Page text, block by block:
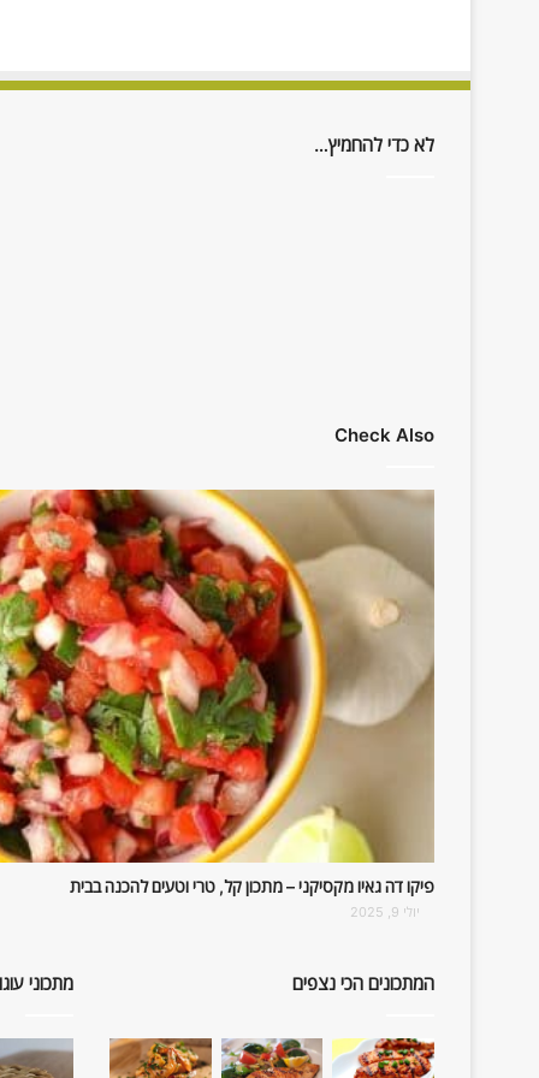
לא כדי להחמיץ…
Check Also
פיקו דה גאיו מקסיקני – מתכון קל, טרי וטעים להכנה בבית
יולי 9, 2025
המתכונים הכי נצפים מתכוני